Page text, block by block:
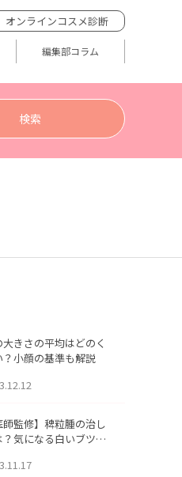
オンラインコスメ診断
編集部コラム
きさの平均はどのく
？小顔の基準も解説
師監修】稗粒腫の治し
？気になる白いブツブ
いて